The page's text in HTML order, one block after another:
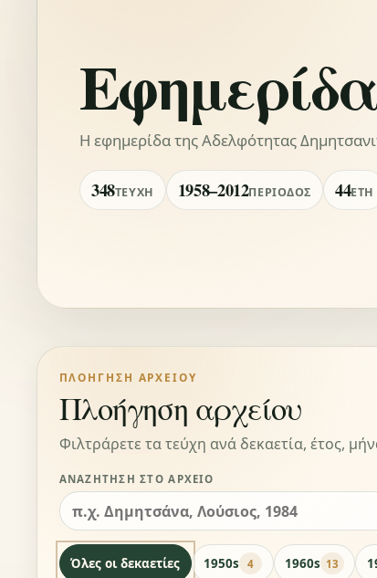
Η εφημερίδα της Αδελφότητας
348ΤΕΎΧΗ 1958–2012ΠΕΡΊΟΔΟΣ 44ΈΤΗ
ΠΛΟΉΓΗΣΗ ΑΡΧΕΊΟΥ
Πλοήγηση αρχείου
Φιλτράρετε τα τεύχη ανά δεκαετία, έτος,
ΑΝΑΖΉΤΗΣΗ ΣΤΟ ΑΡΧΕΊΟ
Όλες οι δεκαετίες 1950s 4 1960s 13